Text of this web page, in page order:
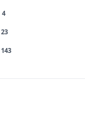
4
23
143